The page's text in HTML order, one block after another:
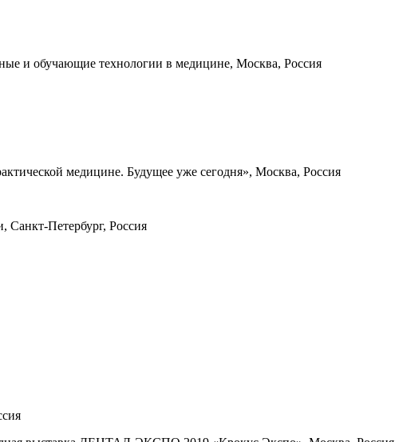
и обучающие технологии в медицине, Москва, Россия
медицине. Будущее уже сегодня», Москва, Россия
Санкт-Петербург, Россия